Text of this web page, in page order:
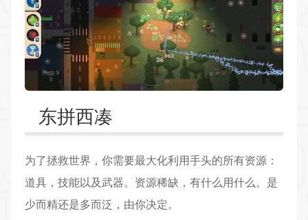
东拼西凑
为了拯救世界，你需要最大化利用手头的所有资源：
道具，技能以及武器。资源稀缺，有什么用什么。是
少而精还是多而泛，由你决定。